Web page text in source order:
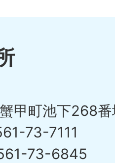
甲町池下268
73-7111
73-6845